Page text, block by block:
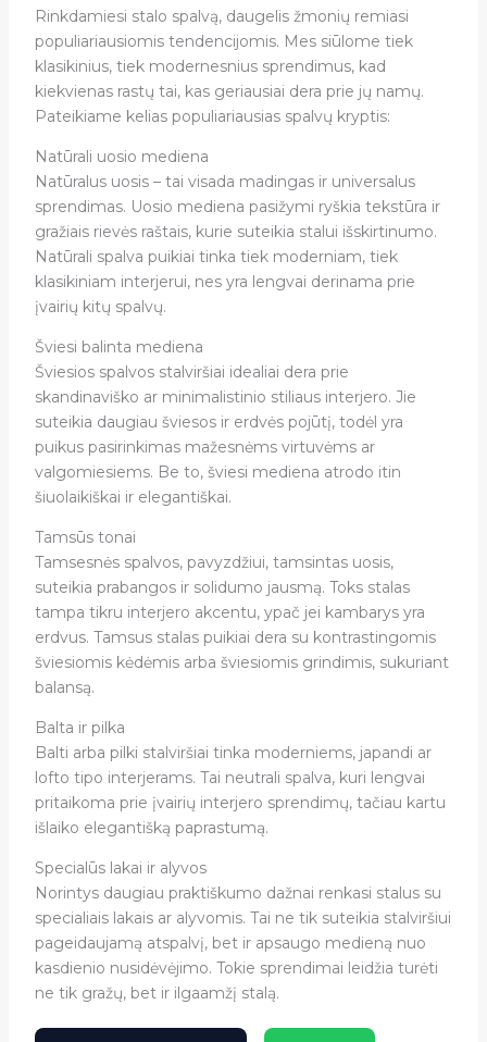
Rinkdamiesi stalo spalvą, daugelis žmonių remiasi
populiariausiomis tendencijomis. Mes siūlome tiek
klasikinius, tiek modernesnius sprendimus, kad
kiekvienas rastų tai, kas geriausiai dera prie jų namų.
Pateikiame kelias populiariausias spalvų kryptis:
Natūrali uosio mediena
Natūralus uosis – tai visada madingas ir universalus
sprendimas. Uosio mediena pasižymi ryškia tekstūra ir
gražiais rievės raštais, kurie suteikia stalui išskirtinumo.
Natūrali spalva puikiai tinka tiek moderniam, tiek
klasikiniam interjerui, nes yra lengvai derinama prie
įvairių kitų spalvų.
Šviesi balinta mediena
Šviesios spalvos stalviršiai idealiai dera prie
skandinaviško ar minimalistinio stiliaus interjero. Jie
suteikia daugiau šviesos ir erdvės pojūtį, todėl yra
puikus pasirinkimas mažesnėms virtuvėms ar
valgomiesiems. Be to, šviesi mediena atrodo itin
šiuolaikiškai ir elegantiškai.
Tamsūs tonai
Tamsesnės spalvos, pavyzdžiui, tamsintas uosis,
suteikia prabangos ir solidumo jausmą. Toks stalas
tampa tikru interjero akcentu, ypač jei kambarys yra
erdvus. Tamsus stalas puikiai dera su kontrastingomis
šviesiomis kėdėmis arba šviesiomis grindimis, sukuriant
balansą.
Balta ir pilka
Balti arba pilki stalviršiai tinka moderniems, japandi ar
lofto tipo interjerams. Tai neutrali spalva, kuri lengvai
pritaikoma prie įvairių interjero sprendimų, tačiau kartu
išlaiko elegantišką paprastumą.
Specialūs lakai ir alyvos
Norintys daugiau praktiškumo dažnai renkasi stalus su
specialiais lakais ar alyvomis. Tai ne tik suteikia stalviršiui
pageidaujamą atspalvį, bet ir apsaugo medieną nuo
kasdienio nusidėvėjimo. Tokie sprendimai leidžia turėti
ne tik gražų, bet ir ilgaamžį stalą.